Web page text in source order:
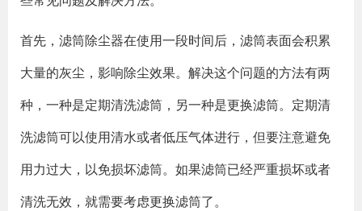
首先，滤筒除尘器在使用一段时间后，滤筒表面会积累
大量的灰尘，影响除尘效果。解决这个问题的方法有两
种，一种是定期清洗滤筒，另一种是更换滤筒。定期清
洗滤筒可以使用清水或者低压气体进行，但要注意避免
用力过大，以免损坏滤筒。如果滤筒已经严重损坏或者
清洗无效，就需要考虑更换滤筒了。